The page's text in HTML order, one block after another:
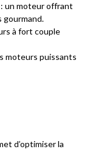
: un moteur offrant
gourmand.
à fort couple
moteurs puissants
d’optimiser la